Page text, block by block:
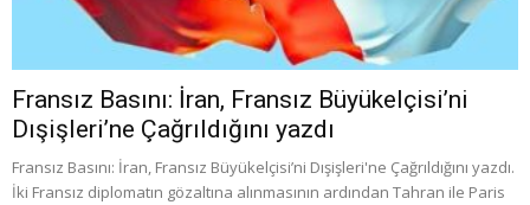
Fransız Basını: İran, Fransız Büyükelçisi’ni
Dışişleri’ne Çağrıldığını yazdı
Fransız Basını: İran, Fransız Büyükelçisi’ni Dışişleri'ne Çağrıldığını yazdı.
İki Fransız diplomatın gözaltına alınmasının ardından Tahran ile Paris